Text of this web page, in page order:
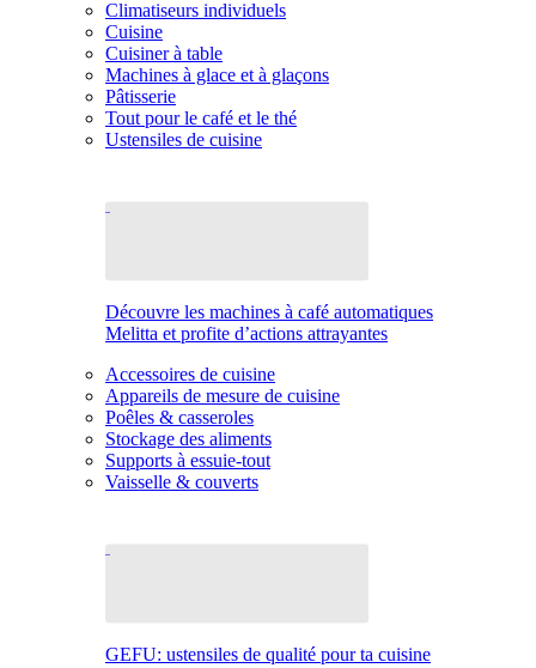
Climatiseurs individuels
Cuisine
Cuisiner à table
Machines à glace et à glaçons
Pâtisserie
Tout pour le café et le thé
Ustensiles de cuisine
Découvre les machines à café automatiques
Melitta et profite d’actions attrayantes
Accessoires de cuisine
Appareils de mesure de cuisine
Poêles & casseroles
Stockage des aliments
Supports à essuie-tout
Vaisselle & couverts
GEFU: ustensiles de qualité pour ta cuisine